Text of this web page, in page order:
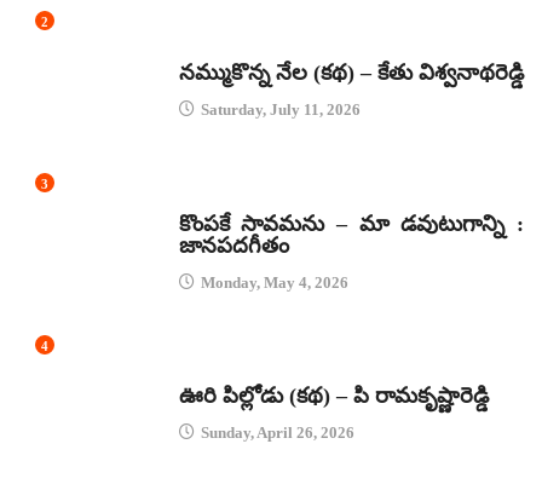
2
నమ్ముకొన్న నేల (కథ) – కేతు విశ్వనాథరెడ్డి
Saturday, July 11, 2026
3
కొంపకే సావమను – మా డవుటుగాన్ని :
జానపదగీతం
Monday, May 4, 2026
4
ఊరి పిల్లోడు (కథ) – పి రామకృష్ణారెడ్డి
Sunday, April 26, 2026